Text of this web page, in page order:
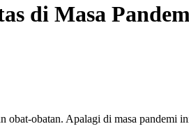
di Masa
obatan. Apalagi di masa pandemi